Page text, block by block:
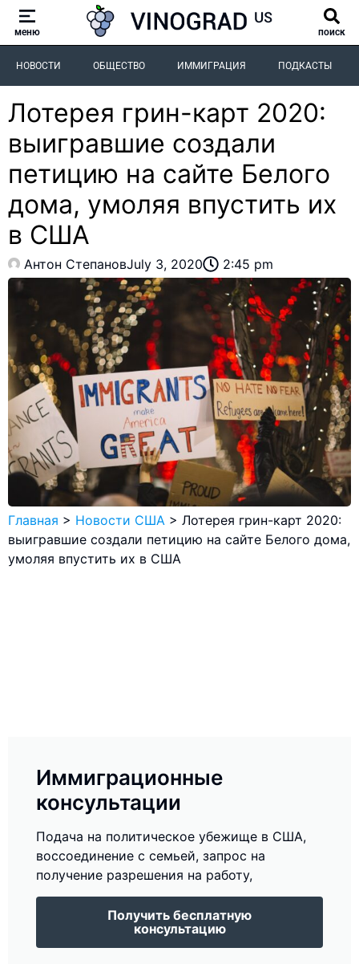
меню поиск
НОВОСТИ ОБЩЕСТВО ИММИГРАЦИЯ ПОДКАСТЫ
Лотерея грин-карт 2020:
выигравшие создали
петицию на сайте Белого
дома, умоляя впустить их
в США
Антон СтепановJuly 3, 2020 2:45 pm
Главная > Новости США > Лотерея грин-карт 2020:
выигравшие создали петицию на сайте Белого дома,
умоляя впустить их в США
Иммиграционные
консультации
Подача на политическое убежище в США,
воссоединение с семьей, запрос на
получение разрешения на работу,
Получить бесплатную
консультацию